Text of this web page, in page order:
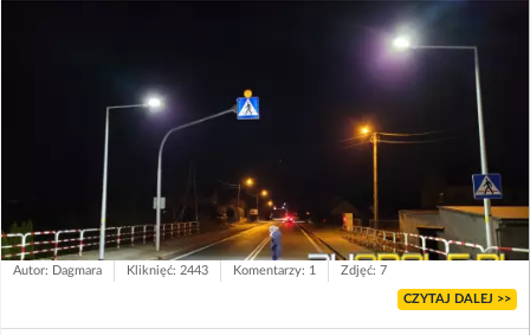
Autor: Dagmara Kliknięć: 2443 Komentarzy: 1 Zdjęć: 7
CZYTAJ DALEJ >>